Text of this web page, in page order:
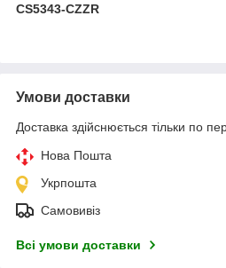
CS5343-CZZR
Умови доставки
Доставка здійснюється тільки по
Нова Пошта
Укрпошта
Самовивіз
Всі умови доставки